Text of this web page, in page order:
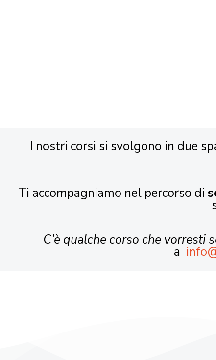
I nostri corsi si svolgono in due
Ti accompagniamo nel percorso di
C’è qualche corso che
a